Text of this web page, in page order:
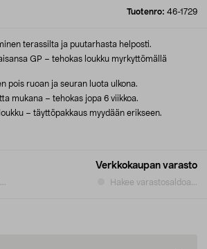
Tuotenro: 46-1729
Verkkokaupan varasto
Hakee varastosaldoa...
terassilta ja puutarhasta helposti.
GP – tehokas loukku myrkyttömällä
pois ruoan ja seuran luota ulkona.
mukana – tehokas jopa 6 viikkoa.
– täyttöpakkaus myydään erikseen.